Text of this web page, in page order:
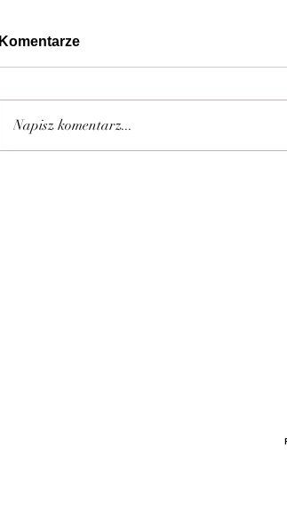
Komentarze
Napisz komentarz...